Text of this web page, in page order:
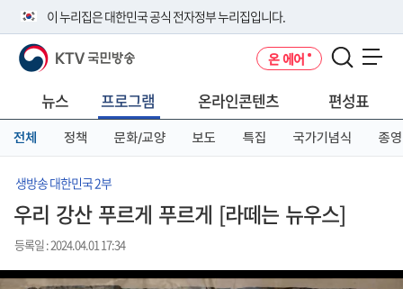
이 누리집은 대한민국 공식 전자정부 누리집입니다.
공식 누리집 주소 확인하기
니다.
이밖에 or.kr 또는 .kr등 다른 도메인 주소를 사용하고 있다면 아래 URL에
서 도메인 주소를 확인해 보세요
KTV 국민방송 온 에어
뉴스 프로그램 온라인콘텐츠 편성표
전체 정책 문화/교양 보도 특집 국가기념식 종영
생방송 대한민국 2부
우리 강산 푸르게 푸르게 [라떼는 뉴우스]
등록일 : 2024.04.01 17:34